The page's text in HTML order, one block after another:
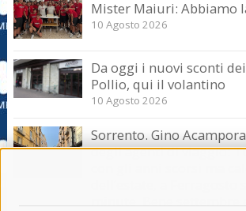
Mister Maiuri: Abbiamo
10 Agosto 2026
Da oggi i nuovi sconti
Pollio, qui il volantino
10 Agosto 2026
Sorrento. Gino
degli agenti di viaggio:
con gli anni scorsi ma
dell’estate, a
minute. Bene settembre